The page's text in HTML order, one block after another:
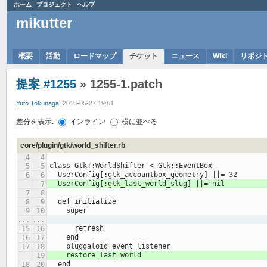
ホーム プロジェクト ヘルプ
mikutter
概要 活動 ロードマップ チケット ニュース Wiki リポジ
提案 #1255 » 1255-1.patch
Yuto Tokunaga , 2018-05-27 19:51
差分を表示: インライン 横に並べる
core/plugin/gtk/world_shifter.rb
class Gtk::WorldShifter < Gtk::EventBox
  UserConfig[:gtk_accountbox_geometry] ||= 32
  UserConfig[:gtk_last_world_slug] ||= nil
  def initialize
    super
...
...
      refresh
    end
    pluggaloid_event_listener
    restore_last_world
  end